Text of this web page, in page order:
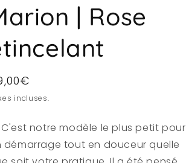
| Rose
incluses.
C'est notre modèle le plus petit pour
démarrage tout en douceur quelle